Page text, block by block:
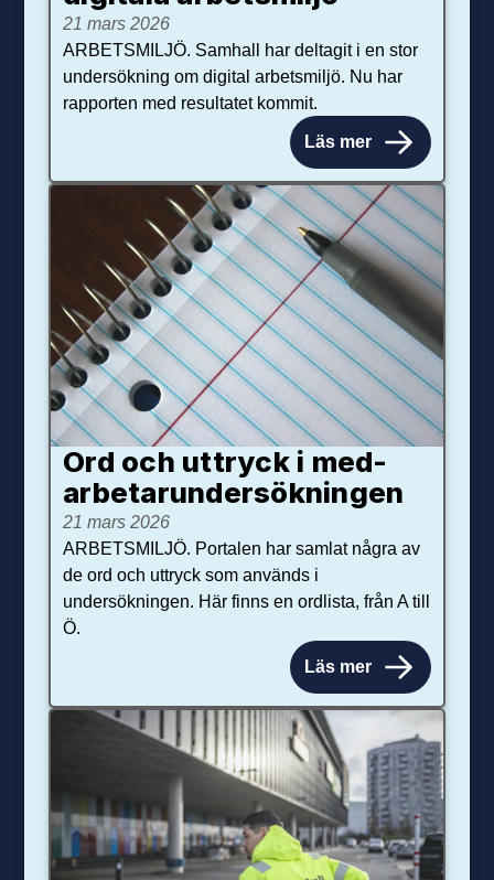
21 mars 2026
ARBETSMILJÖ. Samhall har deltagit i en stor
undersökning om digital arbetsmiljö. Nu har
rapporten med resultatet kommit.
Läs mer
Ord och uttryck i med­­
arbetar­­under­sökningen
21 mars 2026
ARBETSMILJÖ. Portalen har samlat några av
de ord och uttryck som används i
undersökningen. Här finns en ordlista, från A till
Ö.
Läs mer